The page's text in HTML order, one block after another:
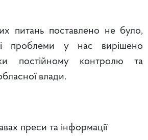
питань поставлено не було,
проблеми у нас вирішено
постійному контролю та
влади.
преси та інформації